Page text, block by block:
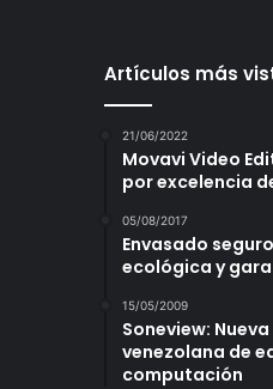
Artículos más
21/06/2022
Movavi Video
por excelencia
05/08/2017
Envasado
ecológica y
15/05/2009
Soneview:
venezolana de
computación